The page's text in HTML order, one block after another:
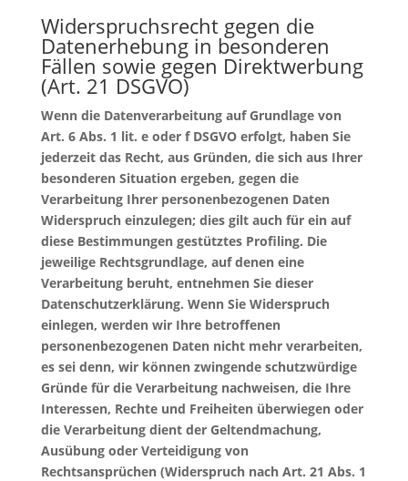
Widerspruchsrecht gegen die
Datenerhebung in besonderen
Fällen sowie gegen Direktwerbung
(Art. 21 DSGVO)
Wenn die Datenverarbeitung auf Grundlage von
Art. 6 Abs. 1 lit. e oder f DSGVO erfolgt, haben Sie
jederzeit das Recht, aus Gründen, die sich aus Ihrer
besonderen Situation ergeben, gegen die
Verarbeitung Ihrer personenbezogenen Daten
Widerspruch einzulegen; dies gilt auch für ein auf
diese Bestimmungen gestütztes Profiling. Die
jeweilige Rechtsgrundlage, auf denen eine
Verarbeitung beruht, entnehmen Sie dieser
Datenschutzerklärung. Wenn Sie Widerspruch
einlegen, werden wir Ihre betroffenen
personenbezogenen Daten nicht mehr verarbeiten,
es sei denn, wir können zwingende schutzwürdige
Gründe für die Verarbeitung nachweisen, die Ihre
Interessen, Rechte und Freiheiten überwiegen oder
die Verarbeitung dient der Geltendmachung,
Ausübung oder Verteidigung von
Rechtsansprüchen (Widerspruch nach Art. 21 Abs. 1